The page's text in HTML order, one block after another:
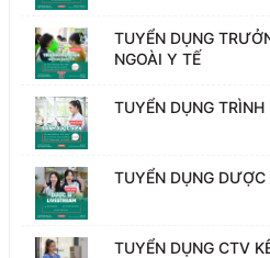
TUYỂN DỤNG
NGOÀI Y TẾ
TUYỂN DỤNG
TUYỂN DỤNG
TUYỂN DỤNG CTV